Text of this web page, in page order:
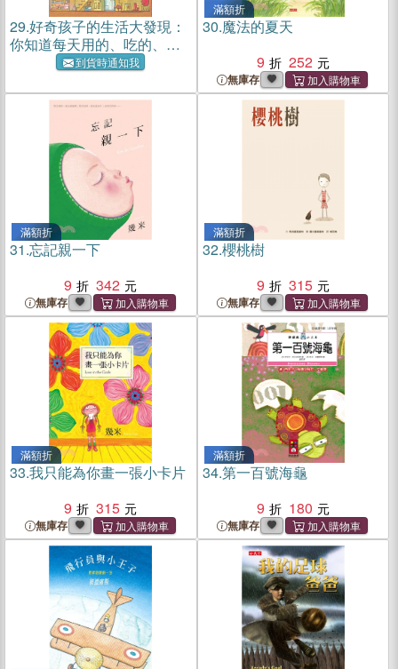
29.好奇孩子的生活大發現：
你知道每天用的、吃的、穿
的……是怎麼來的嗎？
到貨時通知我
滿額折
30.魔法的夏天
9
252
無庫存
滿額折
31.忘記親一下
9
342
無庫存
滿額折
32.櫻桃樹
9
315
無庫存
滿額折
33.我只能為你畫一張小卡片
9
315
無庫存
滿額折
34.第一百號海龜
9
180
無庫存